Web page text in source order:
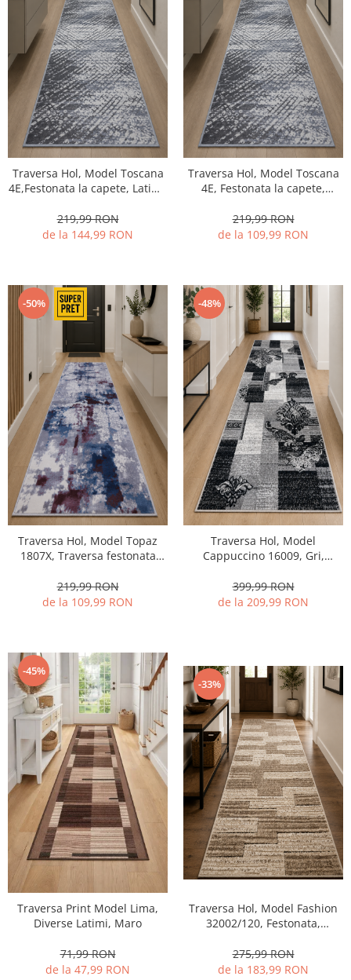
Traversa Hol, Model Toscana
4E,Festonata la capete, Latime
219,99 RON
de la 144,99 RON
Traversa Hol, Model Toscana
4E, Festonata la capete,
219,99 RON
de la 109,99 RON
-50%
Traversa Hol, Model Topaz
1807X, Traversa festonata
219,99 RON
de la 109,99 RON
-48%
Traversa Hol, Model
Cappuccino 16009, Gri,
399,99 RON
de la 209,99 RON
-45%
Traversa Print Model Lima,
Diverse Latimi, Maro
71,99 RON
de la 47,99 RON
-33%
Traversa Hol, Model Fashion
32002/120, Festonata,
275,99 RON
de la 183,99 RON